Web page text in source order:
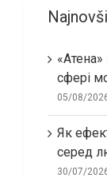
«Атена»
сфері
05/08/
Як
серед
30/07/